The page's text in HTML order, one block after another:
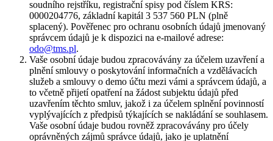
soudního rejstříku, registrační spisy pod číslem KRS:
0000204776, základní kapitál 3 537 560 PLN (plně
splacený). Pověřenec pro ochranu osobních údajů jmenovaný
správcem údajů je k dispozici na e-mailové adrese:
odo@tms.pl.
Vaše osobní údaje budou zpracovávány za účelem uzavření a
plnění smlouvy o poskytování informačních a vzdělávacích
služeb a smlouvy o demo účtu mezi vámi a správcem údajů, a
to včetně přijetí opatření na žádost subjektu údajů před
uzavřením těchto smluv, jakož i za účelem splnění povinností
vyplývajících z předpisů týkajících se nakládání se souhlasem.
Vaše osobní údaje budou rovněž zpracovávány pro účely
oprávněných zájmů správce údajů, jako je uplatnění